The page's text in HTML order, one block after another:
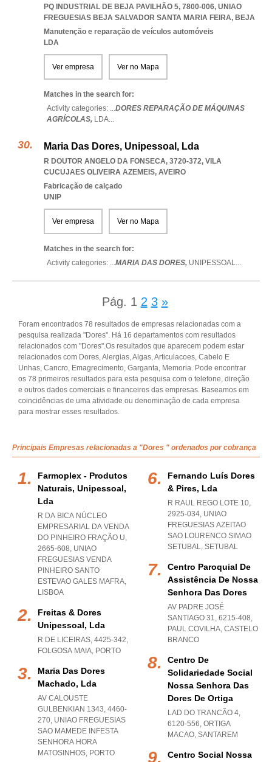
PQ INDUSTRIAL DE BEJA PAVILHÃO 5, 7800-006, UNIAO
FREGUESIAS BEJA SALVADOR SANTA MARIA FEIRA, BEJA
Manutenção e reparação de veículos automóveis
LDA
Ver empresa Ver no Mapa
Matches in the search for:
Activity categories: ...DORES REPARAÇÃO DE MÁQUINAS
AGRÍCOLAS, LDA...
Maria Das Dores, Unipessoal, Lda
R DOUTOR ANGELO DA FONSECA, 3720-372, VILA
CUCUJAES OLIVEIRA AZEMEIS, AVEIRO
Fabricação de calçado
UNIP
Ver empresa Ver no Mapa
Matches in the search for:
Activity categories: ...MARIA DAS DORES, UNIPESSOAL...
Pág. 1 2 3 »
Foram encontrados 78 resultados de empresas relacionadas com a
pesquisa realizada "Dores". Há 16 departamentos com resultados
relacionados com "Dores".Os resultados que aparecem podem estar
relacionados com Dores, Alergias, Algas, Articulacoes, Cabelo E
Unhas, Cancro, Emagrecimento, Garganta, Memoria. Pode encontrar
os 78 primeiros resultados para esta pesquisa com o telefone, direção
e outros dados comerciais e financeiros das empresas. Baseamos em
coincidências de uma atividade ou denominação de cada empresa
para mostrar esses resultados.
Principais Empresas relacionadas a "Dores " ordenados por cobrança
Farmoplex - Produtos
Naturais, Unipessoal,
Lda
R DA BICA NÚCLEO
EMPRESARIAL DA VENDA
DO PINHEIRO FRAÇÃO U,
2665-608, UNIAO
FREGUESIAS VENDA
PINHEIRO SANTO
ESTEVAO GALES MAFRA,
LISBOA
Freitas & Dores
Unipessoal, Lda
R DE LICEIRAS, 4425-342,
FOLGOSA MAIA, PORTO
Maria Das Dores
Machado, Lda
AV CALOUSTE
GULBENKIAN 1343, 4460-
270, UNIAO FREGUESIAS
SAO MAMEDE INFESTA
SENHORA HORA
MATOSINHOS, PORTO
Fernando Luís Dores
& Pires, Lda
R RAUL REGO LOTE 10,
2925-034, UNIAO
FREGUESIAS AZEITAO
SAO LOURENCO SIMAO
SETUBAL, SETUBAL
Centro Paroquial De
Assistência De Nossa
Senhora Das Dores
AV PADRE JOSÉ
SANTIAGO 31, 6215-408,
PAUL COVILHA, CASTELO
BRANCO
Centro De
Solidariedade Social
Nossa Senhora Das
Dores De Ortiga
LAD DO TRANCÃO 4,
6120-556, ORTIGA
MACAO, SANTAREM
Centro Social Nossa